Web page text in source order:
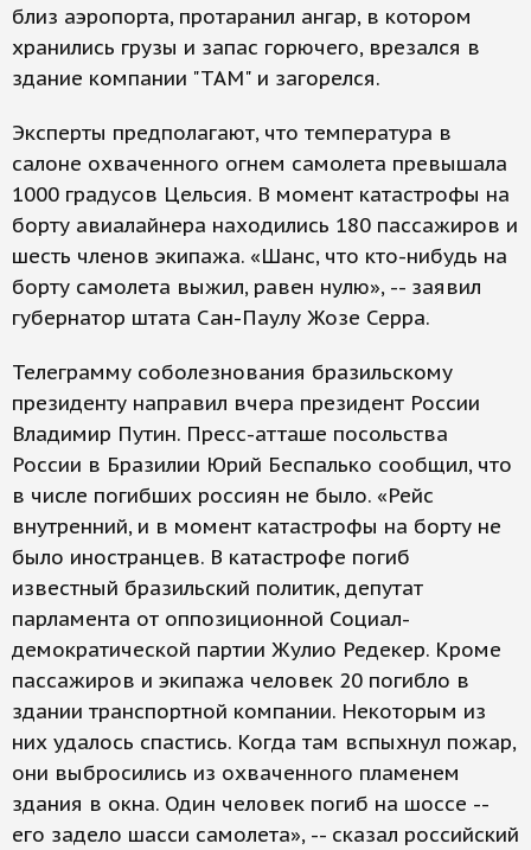
близ аэропорта, протаранил ангар, в котором
хранились грузы и запас горючего, врезался в
здание компании "ТАМ" и загорелся.
Эксперты предполагают, что температура в
салоне охваченного огнем самолета превышала
1000 градусов Цельсия. В момент катастрофы на
борту авиалайнера находились 180 пассажиров и
шесть членов экипажа. «Шанс, что кто-нибудь на
борту самолета выжил, равен нулю», -- заявил
губернатор штата Сан-Паулу Жозе Серра.
Телеграмму соболезнования бразильскому
президенту направил вчера президент России
Владимир Путин. Пресс-атташе посольства
России в Бразилии Юрий Беспалько сообщил, что
в числе погибших россиян не было. «Рейс
внутренний, и в момент катастрофы на борту не
было иностранцев. В катастрофе погиб
известный бразильский политик, депутат
парламента от оппозиционной Социал-
демократической партии Жулио Редекер. Кроме
пассажиров и экипажа человек 20 погибло в
здании транспортной компании. Некоторым из
них удалось спастись. Когда там вспыхнул пожар,
они выбросились из охваченного пламенем
здания в окна. Один человек погиб на шоссе --
его задело шасси самолета», -- сказал российский